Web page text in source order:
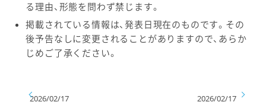
る理由、形態を問わず禁じます。
掲載されている情報は、発表日現在のものです。その
後予告なしに変更されることがありますので、あらか
じめご了承ください。
2026/02/17 2026/02/17